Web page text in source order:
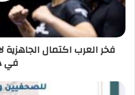
فخر العرب اكتمال الجاهزية
في